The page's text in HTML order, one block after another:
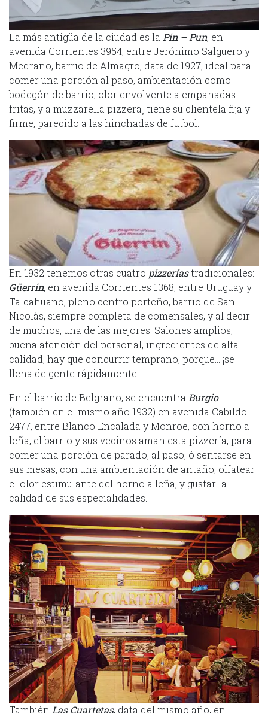
La más antigüa de la ciudad es la Pin – Pun, en
avenida Corrientes 3954, entre Jerónimo Salguero y
Medrano, barrio de Almagro, data de 1927; ideal para
comer una porción al paso, ambientación como
bodegón de barrio, olor envolvente a empanadas
fritas, y a muzzarella pizzera¸ tiene su clientela fija y
firme, parecido a las hinchadas de futbol.
En 1932 tenemos otras cuatro pizzeríastradicionales:
Güerrín, en avenida Corrientes 1368, entre Uruguay y
Talcahuano, pleno centro porteño, barrio de San
Nicolás, siempre completa de comensales, y al decir
de muchos, una de las mejores. Salones amplios,
buena atención del personal, ingredientes de alta
calidad, hay que concurrir temprano, porque… ¡se
llena de gente rápidamente!
En el barrio de Belgrano, se encuentra Burgio
(también en el mismo año 1932) en avenida Cabildo
2477, entre Blanco Encalada y Monroe, con horno a
leña, el barrio y sus vecinos aman esta pizzería, para
comer una porción de parado, al paso, ó sentarse en
sus mesas, con una ambientación de antaño, olfatear
el olor estimulante del horno a leña, y gustar la
calidad de sus especialidades.
También Las Cuartetas, data del mismo año, en